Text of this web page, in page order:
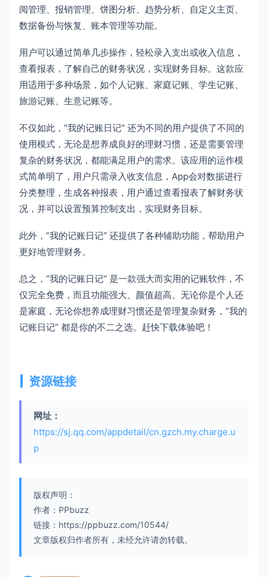
阅管理、报销管理、饼图分析、趋势分析、自定义主页、
数据备份与恢复、账本管理等功能。
用户可以通过简单几步操作，轻松录入支出或收入信息，
查看报表，了解自己的财务状况，实现财务目标。这款应
用适用于多种场景，如个人记账、家庭记账、学生记账、
旅游记账、生意记账等。
不仅如此，”我的记账日记” 还为不同的用户提供了不同的
使用模式，无论是想养成良好的理财习惯，还是需要管理
复杂的财务状况，都能满足用户的需求。该应用的运作模
式简单明了，用户只需录入收支信息，App会对数据进行
分类整理，生成各种报表，用户通过查看报表了解财务状
况，并可以设置预算控制支出，实现财务目标。
此外，”我的记账日记” 还提供了各种辅助功能，帮助用户
更好地管理财务。
总之，”我的记账日记” 是一款强大而实用的记账软件，不
仅完全免费，而且功能强大、颜值超高。无论你是个人还
是家庭，无论你想养成理财习惯还是管理复杂财务，”我的
记账日记” 都是你的不二之选。赶快下载体验吧！
资源链接
网址：
https://sj.qq.com/appdetail/cn.gzch.my.charge.u
p
版权声明：
作者：PPbuzz
链接：https://ppbuzz.com/10544/
文章版权归作者所有，未经允许请勿转载。